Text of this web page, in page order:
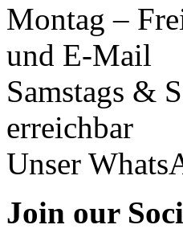
Montag –
und E-Mail
Samstags &
erreichbar
Unser
Join our